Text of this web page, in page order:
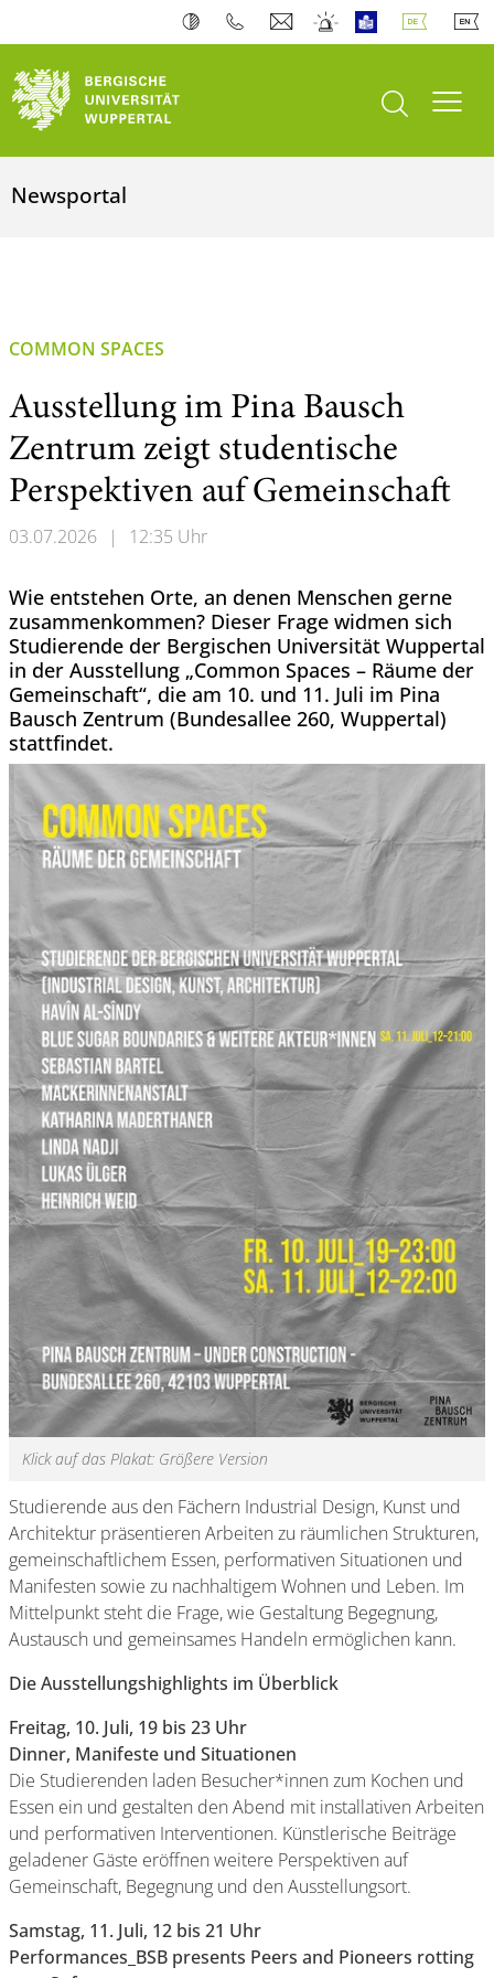
Suche öffnen
Newsportal
COMMON SPACES
Ausstellung im Pina Bausch
Zentrum zeigt studentische
Perspektiven auf Gemeinschaft
03.07.2026 | 12:35 Uhr
Wie entstehen Orte, an denen Menschen gerne
zusammenkommen? Dieser Frage widmen sich
Studierende der Bergischen Universität Wuppertal
in der Ausstellung „Common Spaces – Räume der
Gemeinschaft“, die am 10. und 11. Juli im Pina
Bausch Zentrum (Bundesallee 260, Wuppertal)
stattfindet.
Klick auf das Plakat: Größere Version
Studierende aus den Fächern Industrial Design, Kunst und
Architektur präsentieren Arbeiten zu räumlichen Strukturen,
gemeinschaftlichem Essen, performativen Situationen und
Manifesten sowie zu nachhaltigem Wohnen und Leben. Im
Mittelpunkt steht die Frage, wie Gestaltung Begegnung,
Austausch und gemeinsames Handeln ermöglichen kann.
Die Ausstellungshighlights im Überblick
Freitag, 10. Juli, 19 bis 23 Uhr
Dinner, Manifeste und Situationen
Die Studierenden laden Besucher*innen zum Kochen und
Essen ein und gestalten den Abend mit installativen Arbeiten
und performativen Interventionen. Künstlerische Beiträge
geladener Gäste eröffnen weitere Perspektiven auf
Gemeinschaft, Begegnung und den Ausstellungsort.
Samstag, 11. Juli, 12 bis 21 Uhr
Performances_BSB presents Peers and Pioneers rotting